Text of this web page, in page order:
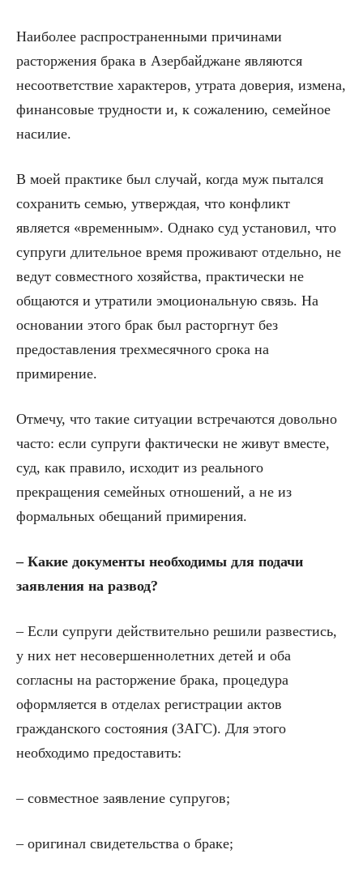
Наиболее распространенными причинами
расторжения брака в Азербайджане являются
несоответствие характеров, утрата доверия, измена,
финансовые трудности и, к сожалению, семейное
насилие.
В моей практике был случай, когда муж пытался
сохранить семью, утверждая, что конфликт
является «временным». Однако суд установил, что
супруги длительное время проживают отдельно, не
ведут совместного хозяйства, практически не
общаются и утратили эмоциональную связь. На
основании этого брак был расторгнут без
предоставления трехмесячного срока на
примирение.
Отмечу, что такие ситуации встречаются довольно
часто: если супруги фактически не живут вместе,
суд, как правило, исходит из реального
прекращения семейных отношений, а не из
формальных обещаний примирения.
– Какие документы необходимы для подачи
заявления на развод?
– Если супруги действительно решили развестись,
у них нет несовершеннолетних детей и оба
согласны на расторжение брака, процедура
оформляется в отделах регистрации актов
гражданского состояния (ЗАГС). Для этого
необходимо предоставить:
– совместное заявление супругов;
– оригинал свидетельства о браке;